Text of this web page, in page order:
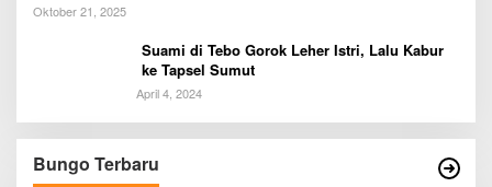
Oktober 21, 2025
Suami di Tebo Gorok Leher Istri, Lalu Kabur
ke Tapsel Sumut
April 4, 2024
Bungo Terbaru
Bungo Pintar, Wujud Komitmen Pemkab
Bungo Tingkatkan Mutu Pendidikan
Di BUNGO | Agustus 7, 2026